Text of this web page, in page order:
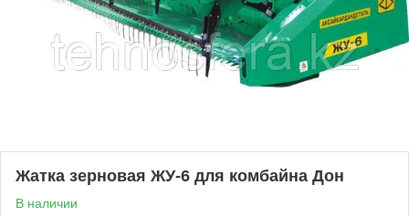
Жатка зерновая ЖУ-6 для комбайна Дон
В наличии